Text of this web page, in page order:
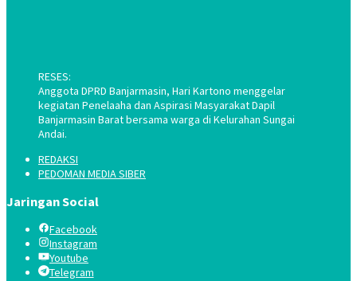
RESES:
Anggota DPRD Banjarmasin, Hari Kartono menggelar
kegiatan Penelaaha dan Aspirasi Masyarakat Dapil
Banjarmasin Barat bersama warga di Kelurahan Sungai
Andai.
REDAKSI
PEDOMAN MEDIA SIBER
Jaringan Social
Facebook
Instagram
Youtube
Telegram